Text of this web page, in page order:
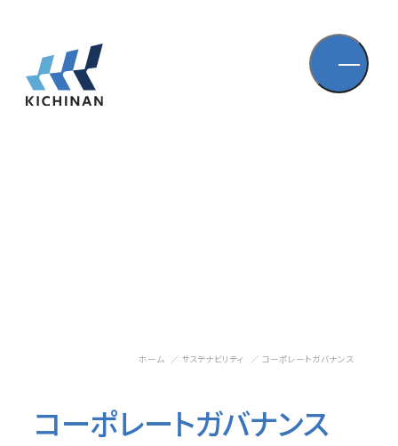
ホーム サステナビリティ コーポレートガバナンス
コーポレートガバナンス